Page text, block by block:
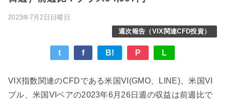
2023年7月2日日曜日
週次報告（VIX関連CFD投資）
t f B! P L
VIX指数関連のCFDである米国VI(GMO、LINE)、米国VI
ブル、米国VIベアの2023年6月26日週の収益は前週比で